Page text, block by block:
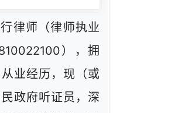
律师（律师执业
），拥
业经历，现（或
政府听证员，深